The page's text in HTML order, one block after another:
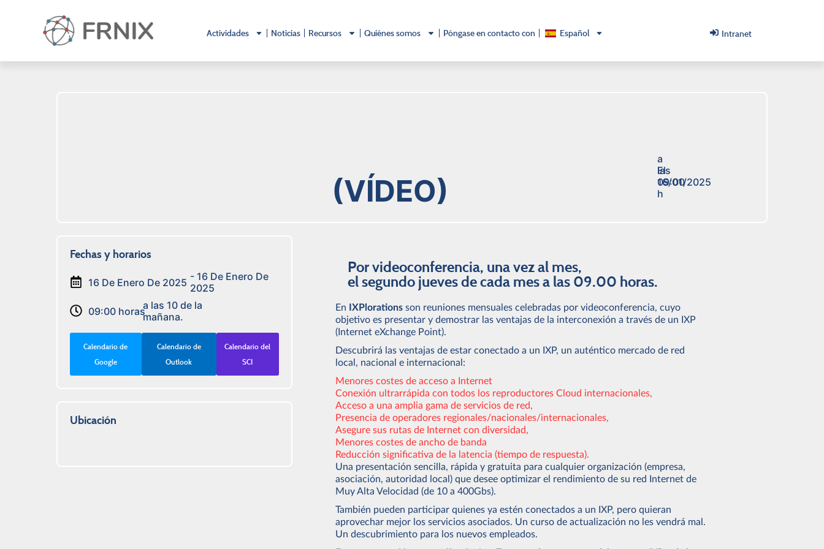
Actividades Noticias Recursos Quiénes somos Póngase en contacto con Español Intranet
(VÍDEO)
El
16/01/2025
a
las
09:00
h
Fechas y horarios
16 De Enero De 2025 - 16 De Enero De
2025
09:00 horasa las 10 de la
mañana.
Calendario de
Google
Calendario de
Outlook
Calendario del
SCI
Ubicación
Por videoconferencia, una vez al mes,
el segundo jueves de cada mes a las 09.00 horas.
En IXPlorationsson reuniones mensuales celebradas por videoconferencia, cuyo
objetivo es presentar y demostrar las ventajas de la interconexión a través de un IXP
(Internet eXchange Point).
Descubrirá las ventajas de estar conectado a un IXP, un auténtico mercado de red
local, nacional e internacional:
Menores costes de acceso a Internet
Conexión ultrarrápida con todos los reproductores Cloud internacionales,
Acceso a una amplia gama de servicios de red,
Presencia de operadores regionales/nacionales/internacionales,
Asegure sus rutas de Internet con diversidad,
Menores costes de ancho de banda
Reducción significativa de la latencia (tiempo de respuesta).
Una presentación sencilla, rápida y gratuita para cualquier organización (empresa,
asociación, autoridad local) que desee optimizar el rendimiento de su red Internet de
Muy Alta Velocidad (de 10 a 400Gbs).
También pueden participar quienes ya estén conectados a un IXP, pero quieran
aprovechar mejor los servicios asociados. Un curso de actualización no les vendrá mal.
Un descubrimiento para los nuevos empleados.